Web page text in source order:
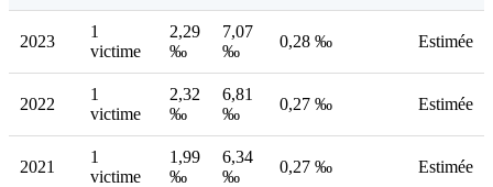
2023
1
victime
2,29
‰
7,07
‰
0,28 ‰ Estimée
2022
1
victime
2,32
‰
6,81
‰
0,27 ‰ Estimée
2021
1
victime
1,99
‰
6,34
‰
0,27 ‰ Estimée